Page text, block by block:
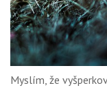
Myslím, že